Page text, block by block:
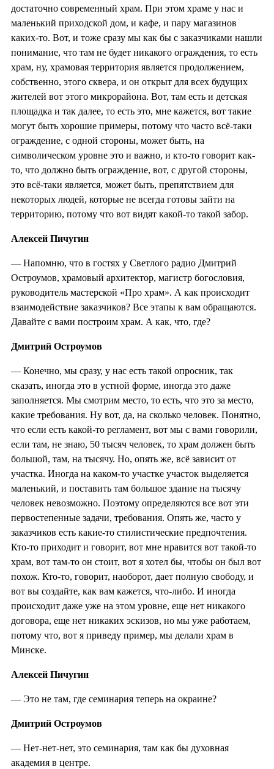
достаточно современный храм. При этом храме у нас и
маленький приходской дом, и кафе, и пару магазинов
каких-то. Вот, и тоже сразу мы как бы с заказчиками нашли
понимание, что там не будет никакого ограждения, то есть
храм, ну, храмовая территория является продолжением,
собственно, этого сквера, и он открыт для всех будущих
жителей вот этого микрорайона. Вот, там есть и детская
площадка и так далее, то есть это, мне кажется, вот такие
могут быть хорошие примеры, потому что часто всё-таки
ограждение, с одной стороны, может быть, на
символическом уровне это и важно, и кто-то говорит как-
то, что должно быть ограждение, вот, с другой стороны,
это всё-таки является, может быть, препятствием для
некоторых людей, которые не всегда готовы зайти на
территорию, потому что вот видят какой-то такой забор.
Алексей Пичугин
— Напомню, что в гостях у Светлого радио Дмитрий
Остроумов, храмовый архитектор, магистр богословия,
руководитель мастерской «Про храм». А как происходит
взаимодействие заказчиков? Все этапы к вам обращаются.
Давайте с вами построим храм. А как, что, где?
Дмитрий Остроумов
— Конечно, мы сразу, у нас есть такой опросник, так
сказать, иногда это в устной форме, иногда это даже
заполняется. Мы смотрим место, то есть, что это за место,
какие требования. Ну вот, да, на сколько человек. Понятно,
что если есть какой-то регламент, вот мы с вами говорили,
если там, не знаю, 50 тысяч человек, то храм должен быть
большой, там, на тысячу. Но, опять же, всё зависит от
участка. Иногда на каком-то участке участок выделяется
маленький, и поставить там большое здание на тысячу
человек невозможно. Поэтому определяются все вот эти
первостепенные задачи, требования. Опять же, часто у
заказчиков есть какие-то стилистические предпочтения.
Кто-то приходит и говорит, вот мне нравится вот такой-то
храм, вот там-то он стоит, вот я хотел бы, чтобы он был вот
похож. Кто-то, говорит, наоборот, дает полную свободу, и
вот вы создайте, как вам кажется, что-либо. И иногда
происходит даже уже на этом уровне, еще нет никакого
договора, еще нет никаких эскизов, но мы уже работаем,
потому что, вот я приведу пример, мы делали храм в
Минске.
Алексей Пичугин
— Это не там, где семинария теперь на окраине?
Дмитрий Остроумов
— Нет-нет-нет, это семинария, там как бы духовная
академия в центре.